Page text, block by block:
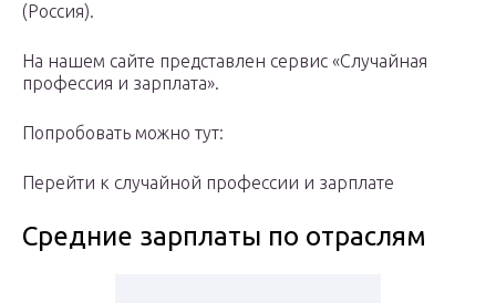
(Россия).
На нашем сайте представлен сервис «Случайная
профессия и зарплата».
Попробовать можно тут:
Перейти к случайной профессии и зарплате
Средние зарплаты по отраслям